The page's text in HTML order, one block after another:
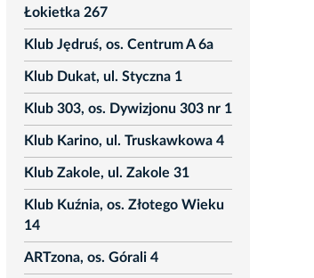
Łokietka 267
Klub Jędruś, os. Centrum A 6a
Klub Dukat, ul. Styczna 1
Klub 303, os. Dywizjonu 303 nr 1
Klub Karino, ul. Truskawkowa 4
Klub Zakole, ul. Zakole 31
Klub Kuźnia, os. Złotego Wieku
14
ARTzona, os. Górali 4